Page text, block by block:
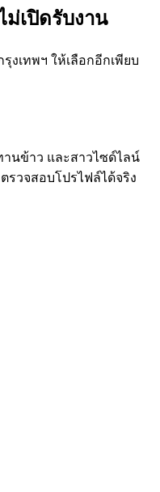
เปิดรับงาน
รุงเทพฯ ให้เลือกอีกเพียบ
นข้าว และสาวไซด์ไลน์
วจสอบโปรไฟล์ได้จริง